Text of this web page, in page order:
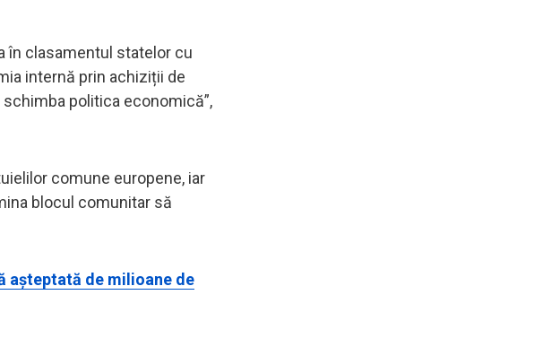
în clasamentul statelor cu
internă prin achiziții de
politica economică”,
comune europene, iar
blocul comunitar să
așteptată de milioane de